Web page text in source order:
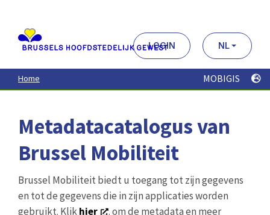
contenu
principal
LOGIN NL
Home MOBIGIS
Metadatacatalogus van
Brussel Mobiliteit
Brussel Mobiliteit biedt u toegang tot zijn gegevens
en tot de gegevens die in zijn applicaties worden
gebruikt. Klikhier
. om de metadata en meer